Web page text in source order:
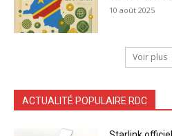
10 août 2025
Voir plus
ACTUALITÉ POPULAIRE RDC